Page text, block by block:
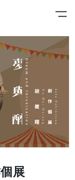
展